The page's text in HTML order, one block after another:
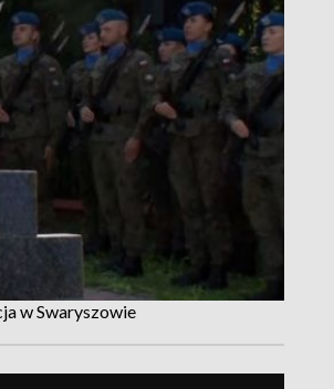
w Swaryszowie